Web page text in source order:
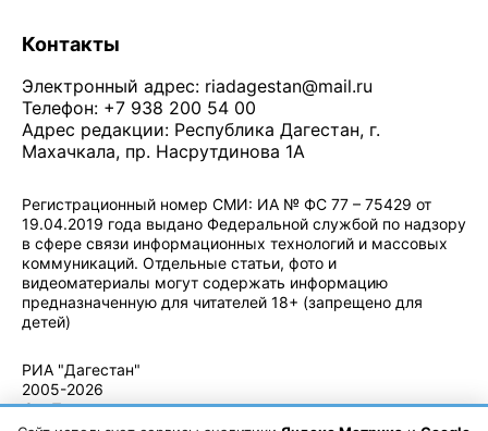
Контакты
Электронный адрес: riadagestan@mail.ru
Телефон: +7 938 200 54 00
Адрес редакции: Республика Дагестан, г.
Махачкала, пр. Насрутдинова 1А
Регистрационный номер СМИ: ИА № ФС 77 – 75429 от
19.04.2019 года выдано Федеральной службой по надзору
в сфере связи информационных технологий и массовых
коммуникаций. Отдельные статьи, фото и
видеоматериалы могут содержать информацию
предназначенную для читателей 18+ (запрещено для
детей)
РИА "Дагестан"
2005-2026
© - Правила